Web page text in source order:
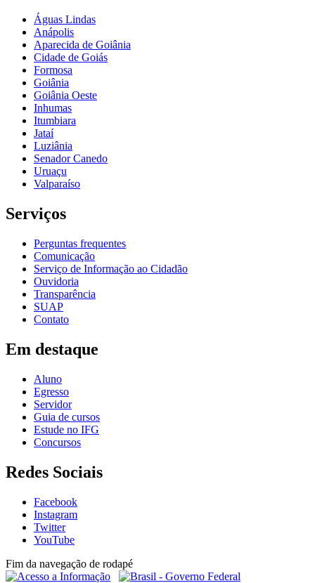
Águas Lindas
Anápolis
Aparecida de Goiânia
Cidade de Goiás
Formosa
Goiânia
Goiânia Oeste
Inhumas
Itumbiara
Jataí
Luziânia
Senador Canedo
Uruaçu
Valparaíso
Serviços
Perguntas frequentes
Comunicação
Serviço de Informação ao Cidadão
Ouvidoria
Transparência
SUAP
Contato
Em destaque
Aluno
Egresso
Servidor
Guia de cursos
Estude no IFG
Concursos
Redes Sociais
Facebook
Instagram
Twitter
YouTube
Fim da navegação de rodapé